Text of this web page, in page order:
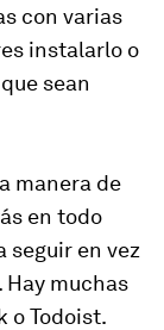
con varias
instalarlo o
sean
manera de
en todo
seguir en vez
muchas
o Todoist.